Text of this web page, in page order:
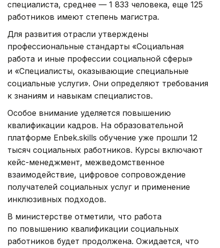
специалиста, среднее — 1 833 человека, еще 125
работников имеют степень магистра.
Для развития отрасли утверждены
профессиональные стандарты «Социальная
работа и иные профессии социальной сферы»
и «Специалисты, оказывающие специальные
социальные услуги». Они определяют требования
к знаниям и навыкам специалистов.
Особое внимание уделяется повышению
квалификации кадров. На образовательной
платформе Enbek.skills обучение уже прошли 12
тысяч социальных работников. Курсы включают
кейс-менеджмент, межведомственное
взаимодействие, цифровое сопровождение
получателей социальных услуг и применение
инклюзивных подходов.
В министерстве отметили, что работа
по повышению квалификации социальных
работников будет продолжена. Ожидается, что